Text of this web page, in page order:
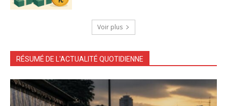
Voir plus
RÉSUMÉ DE L'ACTUALITÉ QUOTIDIENNE